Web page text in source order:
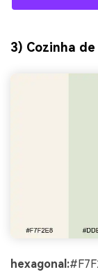
3) Cozinha
hexagonal: